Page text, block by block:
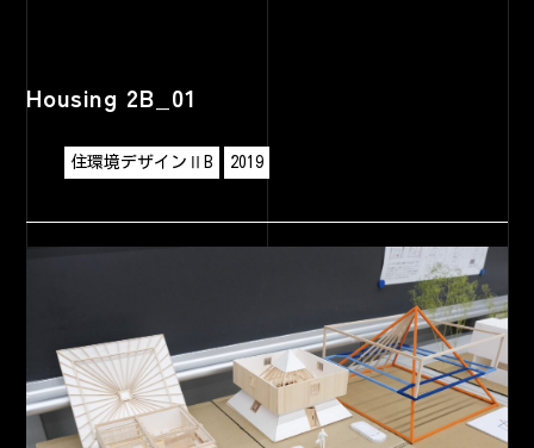
Housing 2B_01
住環境デザインⅡB 2019